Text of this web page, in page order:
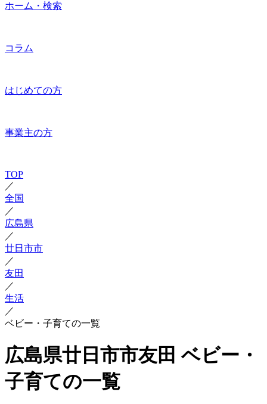
ホーム・検索
コラム
はじめての方
事業主の方
TOP
／
全国
／
広島県
／
廿日市市
／
友田
／
生活
／
ベビー・子育ての一覧
広島県廿日市市友田 ベビー・
子育ての一覧